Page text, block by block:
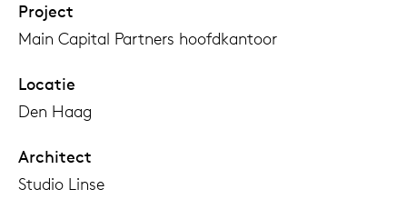
Project
Main Capital Partners hoofdkantoor
Locatie
Den Haag
Architect
Studio Linse